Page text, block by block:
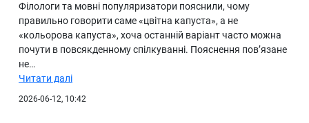
Філологи та мовні популяризатори пояснили, чому
правильно говорити саме «цвітна капуста», а не
«кольорова капуста», хоча останній варіант часто можна
почути в повсякденному спілкуванні. Пояснення пов’язане
не…
Читати далі
2026-06-12, 10:42